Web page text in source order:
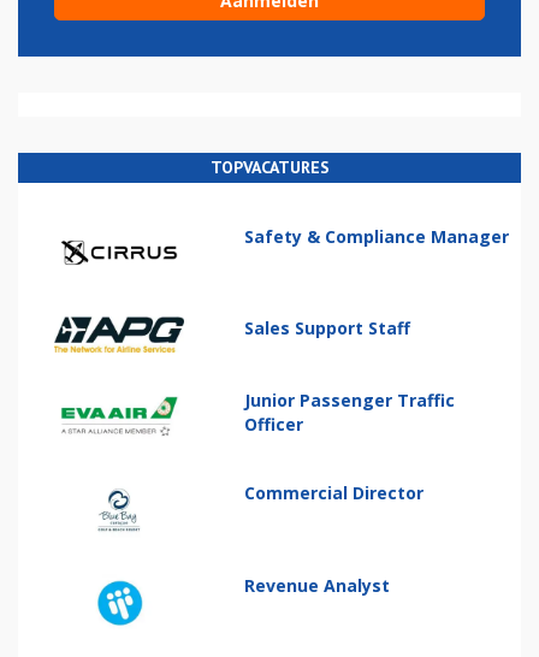
TOPVACATURES
Safety & Compliance Manager
Sales Support Staff
Junior Passenger Traffic
Officer
Commercial Director
Revenue Analyst